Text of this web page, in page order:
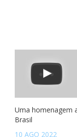
Uma homenagem
Brasil
10 AGO 2022